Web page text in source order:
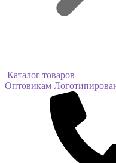
Каталог товаров
Оптовикам